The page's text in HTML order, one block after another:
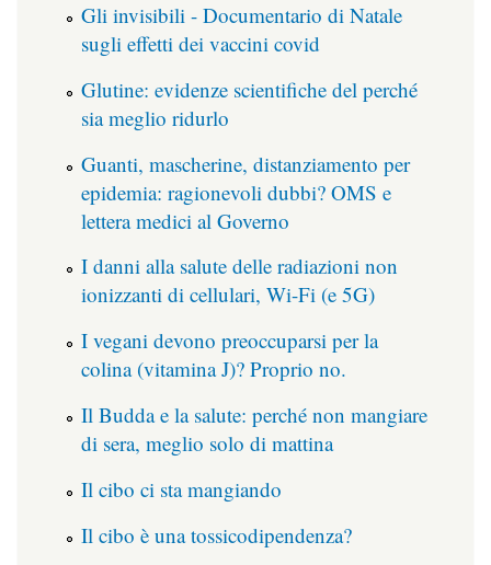
Gli invisibili - Documentario di Natale
sugli effetti dei vaccini covid
Glutine: evidenze scientifiche del perché
sia meglio ridurlo
Guanti, mascherine, distanziamento per
epidemia: ragionevoli dubbi? OMS e
lettera medici al Governo
I danni alla salute delle radiazioni non
ionizzanti di cellulari, Wi-Fi (e 5G)
I vegani devono preoccuparsi per la
colina (vitamina J)? Proprio no.
Il Budda e la salute: perché non mangiare
di sera, meglio solo di mattina
Il cibo ci sta mangiando
Il cibo è una tossicodipendenza?